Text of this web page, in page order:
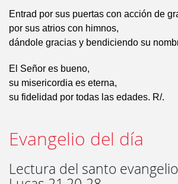
Entrad por sus puertas con acción de
por sus atrios con himnos,
dándole gracias y bendiciendo su
El Señor es bueno,
su misericordia es eterna,
su fidelidad por todas las edades. R/.
Evangelio del día
Lectura del santo